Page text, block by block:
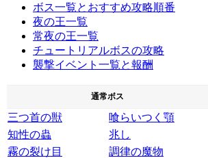
ボス一覧とおすすめ攻略順番
夜の王一覧
常夜の王一覧
チュートリアルボスの攻略
襲撃イベント一覧と報酬
通常ボス
三つ首の獣
喰らいつく顎
知性の蟲
兆し
霧の裂け目
調律の魔物